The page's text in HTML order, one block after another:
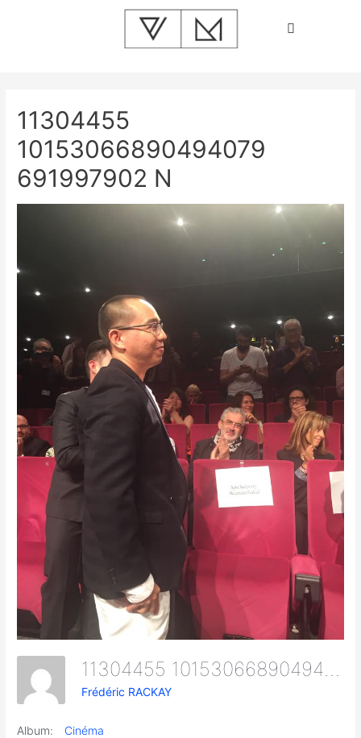
11304455
10153066890494079
691997902 N
11304455 10153066890494079 691997902 N
Frédéric RACKAY
Album:
Cinéma